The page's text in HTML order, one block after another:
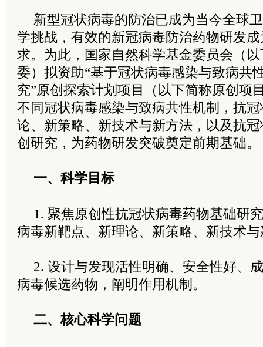
新型冠状病毒的防治已成为当今全球
学挑战，有效的新冠病毒防治药物研发
求。为此，国家自然科学基金委员会（
委）拟资助“基于冠状病毒感染与致病共
究”原创探索计划项目（以下简称原创项
不同冠状病毒感染与致病共性机制，抗
论、新策略、新技术与新方法，以及抗
创研究，为药物研发突破奠定前期基础。
一、科学目标
1. 聚焦原创性抗冠状病毒药物基础研
病毒新靶点、新理论、新策略、新技术
2. 设计与发现活性明确、安全性好、
病毒候选药物，阐明作用机制。
二、核心科学问题